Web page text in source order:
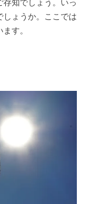
知でしょう。いっ
しょうか。ここでは
す。